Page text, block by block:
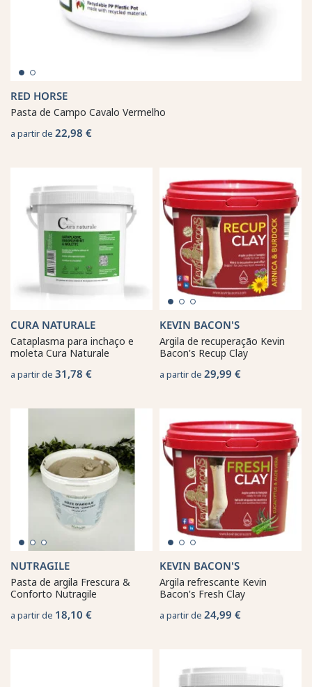
RED HORSE
Pasta de Campo Cavalo Vermelho
a partir de 22,98 €
CURA NATURALE
Cataplasma para inchaço e
moleta Cura Naturale
a partir de 31,78 €
KEVIN BACON'S
Argila de recuperação Kevin
Bacon's Recup Clay
a partir de 29,99 €
NUTRAGILE
Pasta de argila Frescura &
Conforto Nutragile
a partir de 18,10 €
KEVIN BACON'S
Argila refrescante Kevin
Bacon's Fresh Clay
a partir de 24,99 €